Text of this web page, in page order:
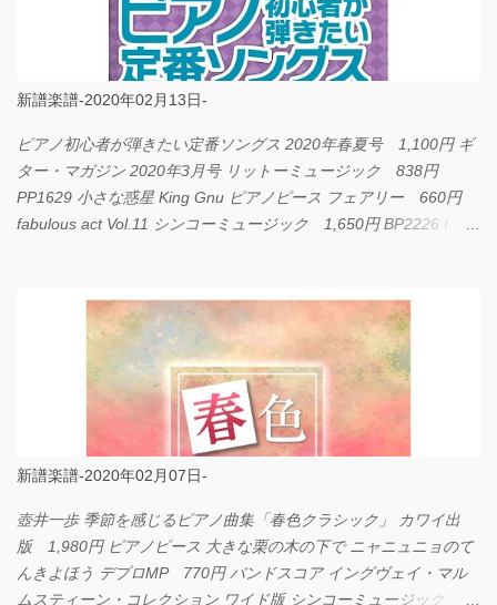
新譜楽譜-2020年02月13日-
ピアノ初心者が弾きたい定番ソングス 2020年春夏号 1,100円 ギ
ター・マガジン 2020年3月号 リットーミュージック 838円
PP1629 小さな惑星 King Gnu ピアノピース フェアリー 660円
fabulous act Vol.11 シンコーミュージック 1,650円 BP2226 I
新譜楽譜-2020年02月07日-
壺井一歩 季節を感じるピアノ曲集「春色クラシック」 カワイ出
版 1,980円 ピアノピース 大きな栗の木の下で ニャニュニョのて
んきよほう デプロMP 770円 バンドスコア イングヴェイ・マル
ムスティーン・コレクション ワイド版 シンコーミュージック